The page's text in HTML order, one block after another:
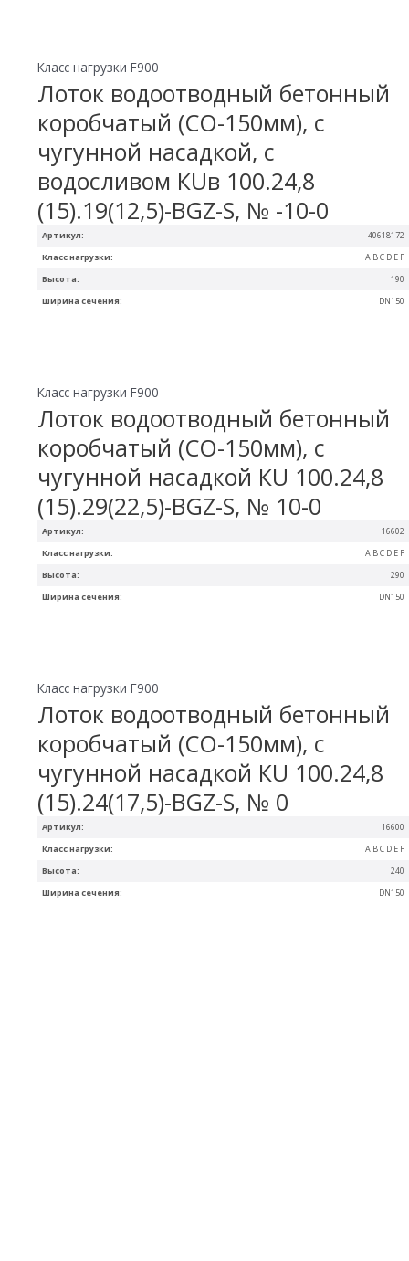
Артикул: 40618172
Ширина сечения: DN150
Высота: 190
Класс нагрузки: A B C D E F
Класс нагрузки F900
Лоток водоотводный бетонный
коробчатый (СО-150мм), с
чугунной насадкой, с
водосливом КUв 100.24,8
(15).19(12,5)-BGZ-S, № -10-0
Артикул: 16602
Ширина сечения: DN150
Высота: 290
Класс нагрузки: A B C D E F
Класс нагрузки F900
Лоток водоотводный бетонный
коробчатый (СО-150мм), с
чугунной насадкой КU 100.24,8
(15).29(22,5)-BGZ-S, № 10-0
Артикул: 16600
Ширина сечения: DN150
Высота: 240
Класс нагрузки: A B C D E F
Класс нагрузки F900
Лоток водоотводный бетонный
коробчатый (СО-150мм), с
чугунной насадкой КU 100.24,8
(15).24(17,5)-BGZ-S, № 0